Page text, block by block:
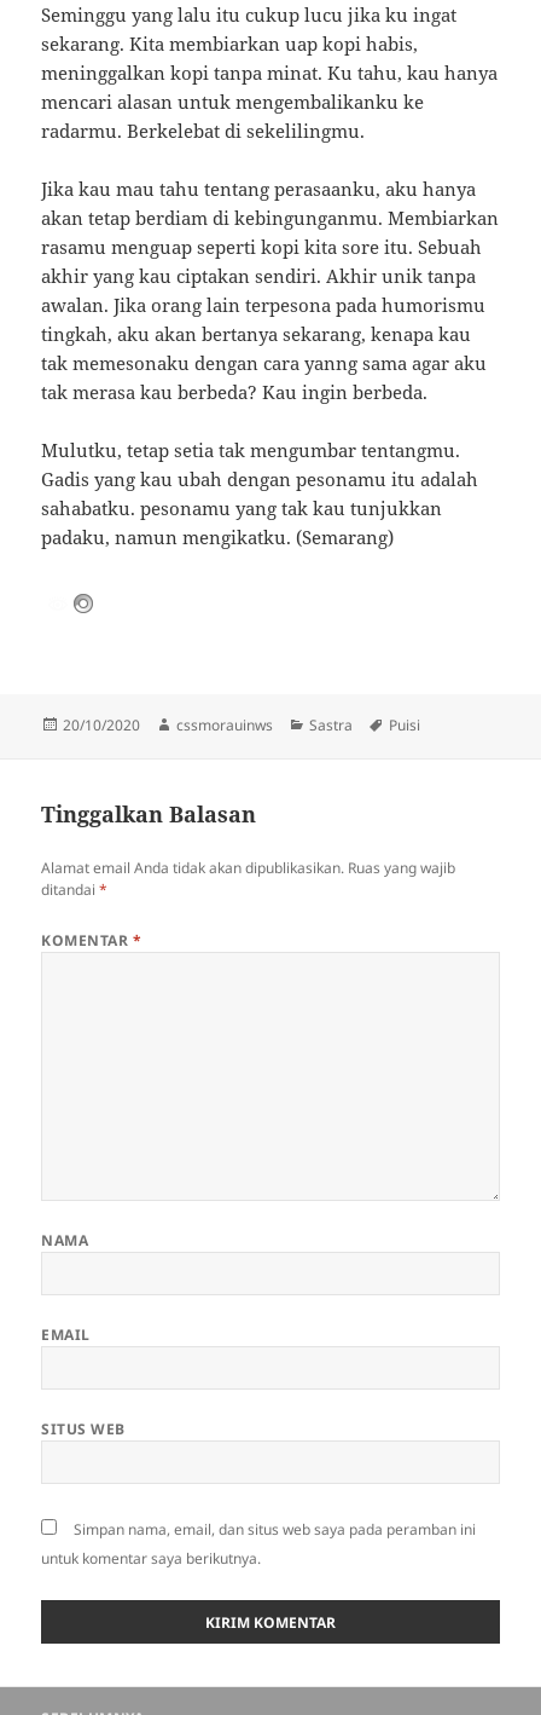
Seminggu yang lalu itu cukup lucu jika ku ingat
sekarang.Kita membiarkan uap kopi habis,
meninggalkan kopi tanpa minat.Ku tahu, kau hanya
mencari alasan untuk mengembalikanku ke
radarmu.Berkelebat di sekelilingmu.
Jika kau mau tahu tentang perasaanku, aku hanya
akan tetap berdiam di kebingunganmu.Membiarkan
rasamu menguap seperti kopi kita sore itu.Sebuah
akhir yang kau ciptakan sendiri. Akhir unik tanpa
awalan.Jika orang lain terpesona pada humorismu
tingkah, aku akan bertanya sekarang, kenapa kau
tak memesonaku dengan cara yanng sama agar aku
tak merasa kau berbeda?Kau ingin berbeda.
Mulutku, tetap setia tak mengumbar tentangmu.
Gadis yang kau ubah dengan pesonamu itu adalah
sahabatku.pesonamu yang tak kau tunjukkan
padaku, namun mengikatku.(Semarang)
Diposkan
20/10/2020 Penulis
cssmorauinws Kategori
Sastra Tag
Puisi
Tinggalkan Balasan
Alamat email Anda tidak akan dipublikasikan. Ruas yang wajib
ditandai*
KOMENTAR *
NAMA
EMAIL
SITUS WEB
Simpan nama, email, dan situs web saya pada peramban ini
untuk komentar saya berikutnya.